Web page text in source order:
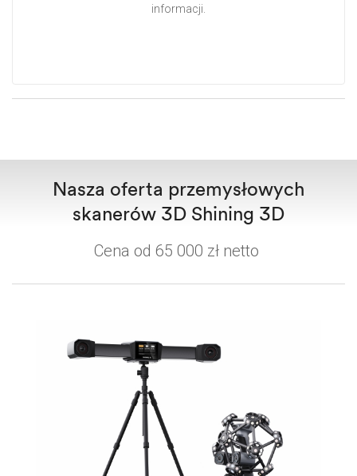
informacji.
Nasza oferta przemysłowych
skanerów 3D Shining 3D
Cena od 65 000 zł netto